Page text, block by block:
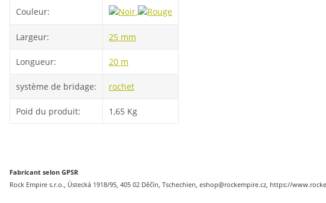
Couleur:
Largeur: 25 mm
Longueur: 20 m
système de bridage: rochet
Poid du produit: 1,65 Kg
Fabricant selon GPSR
Rock Empire s.r.o., Ústecká 1918/95, 405 02 Děčín, Tschechien, eshop@rockempire.cz, https://